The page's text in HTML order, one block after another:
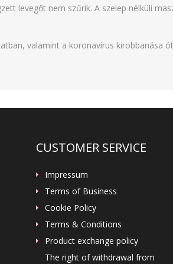
levegőt nem szűrik. A szelep nélküli
valamint a koronavírus kirobbanása
CUSTOMER SERVICE
Impressum
Terms of Business
Cookie Policy
Terms & Conditions
Product exchange policy
The right of withdrawal from